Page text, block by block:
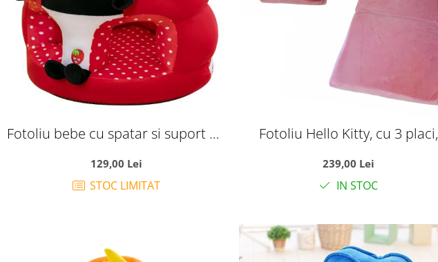
Fotoliu bebe cu spatar si suport de
129,00 Lei
STOC LIMITAT
Fotoliu Hello Kitty, cu 3 placi,
239,00 Lei
IN STOC